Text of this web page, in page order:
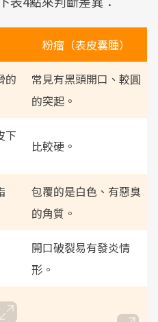
粉瘤（表皮囊腫）
的
常見有黑頭開口、較圓
的突起。
下
比較硬。
包覆的是白色、有惡臭
的角質。
開口破裂易有發炎情
形。